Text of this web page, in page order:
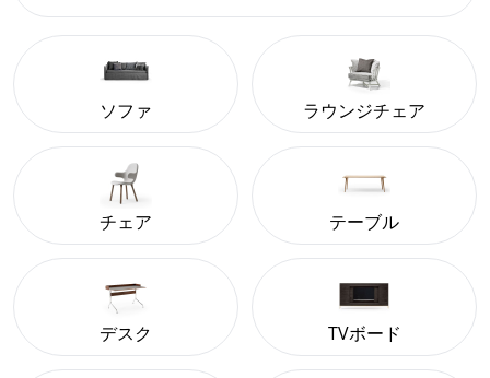
ソファ ラウンジチェア
チェア テーブル
デスク TVボード